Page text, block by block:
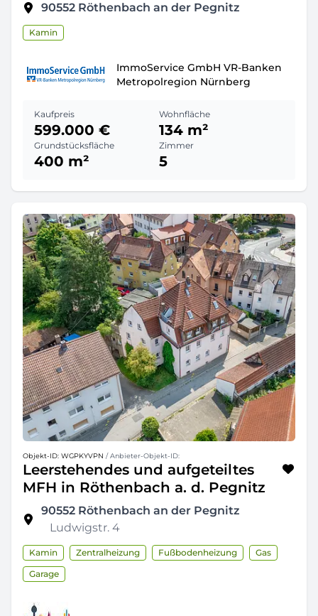
90552 Röthenbach an der Pegnitz
Kamin
ImmoService GmbH VR-Banken
Metropolregion Nürnberg
Kaufpreis
599.000 €
Wohnfläche
134 m²
Grundstücksfläche
400 m²
Zimmer
5
Objekt-ID: WGPKYVPN / Anbieter-Objekt-ID:
Leerstehendes und aufgeteiltes
MFH in Röthenbach a. d. Pegnitz
90552 Röthenbach an der Pegnitz
Ludwigstr. 4
Kamin Zentralheizung Fußbodenheizung
Gas
Garage